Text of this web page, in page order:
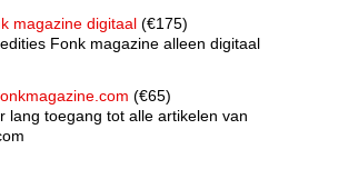
magazine digitaal (€175)
Fonk magazine alleen digitaal
(€65)
lang toegang tot alle artikelen van